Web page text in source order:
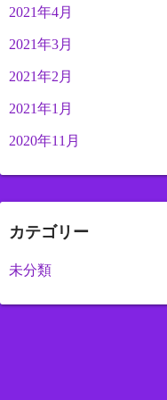
2021年4月
2021年3月
2021年2月
2021年1月
2020年11月
カテゴリー
未分類